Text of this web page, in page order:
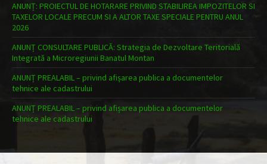
ANUNȚ: PROIECTUL DE HOTARARE PRIVIND STABILIREA IMPOZITELOR SI
TAXELOR LOCALE PRECUM SI A ALTOR TAXE SPECIALE PENTRU ANUL
2026
ANUNȚ CONSULTARE PUBLICĂ: Strategia de Dezvoltare Teritorială
Integrată a Microregiunii Banatul Montan
ANUNȚ PREALABIL – privind afișarea publica a documentelor
tehnice ale cadastrului
ANUNȚ PREALABIL – privind afișarea publica a documentelor
tehnice ale cadastrului